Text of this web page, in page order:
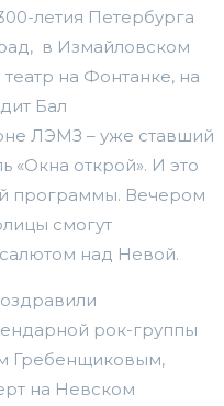
летия Петербурга
в Измайловском
на Фонтанке, на
Бал
ЛЭМЗ – уже ставший
«Окна открой». И это
программы. Вечером
смогут
над Невой.
рок-группы
Гребенщиковым,
на Невском